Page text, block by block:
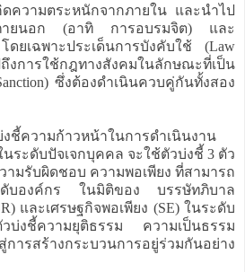
ดความตระหนักจากภายใน และนำไป
ภายนอก (อาทิ การอบรมจิต) และ
ยเฉพาะประเด็นการบังคับใช้ (Law
การใช้กฎทางสังคมในลักษณะที่เป็น
ซึ่งต้องดำเนินควบคู่กันทั้งสอง
ชี้ความก้าวหน้าในการดำเนินงาน
นระดับปัจเจกบุคคล จะใช้ตัวบ่งชี้ 3 ตัว
มรับผิดชอบ ความพอเพียง ที่สามารถ
ดับองค์กร ในมิติของ บรรษัทภิบาล
และเศรษฐกิจพอเพียง (SE) ในระดับ
บ่งชี้ความยุติธรรม ความเป็นธรรม
ารสร้างกระบวนการอยู่ร่วมกันอย่าง